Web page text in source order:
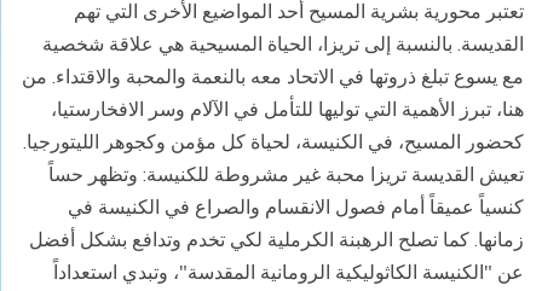
تعتبر محورية بشرية المسيح أحد المواضيع الأخرى التي تهم
القديسة. بالنسبة إلى تريزا، الحياة المسيحية هي علاقة شخصية
مع يسوع تبلغ ذروتها في الاتحاد معه بالنعمة والمحبة والاقتداء. من
هنا، تبرز الأهمية التي توليها للتأمل في الآلام وسر الافخارستيا،
كحضور المسيح، في الكنيسة، لحياة كل مؤمن وكجوهر الليتورجيا.
تعيش القديسة تريزا محبة غير مشروطة للكنيسة: وتظهر حساً
كنسياً عميقاً أمام فصول الانقسام والصراع في الكنيسة في
زمانها. كما تصلح الرهبنة الكرملية لكي تخدم وتدافع بشكل أفضل
عن "الكنيسة الكاثوليكية الرومانية المقدسة"، وتبدي استعداداً